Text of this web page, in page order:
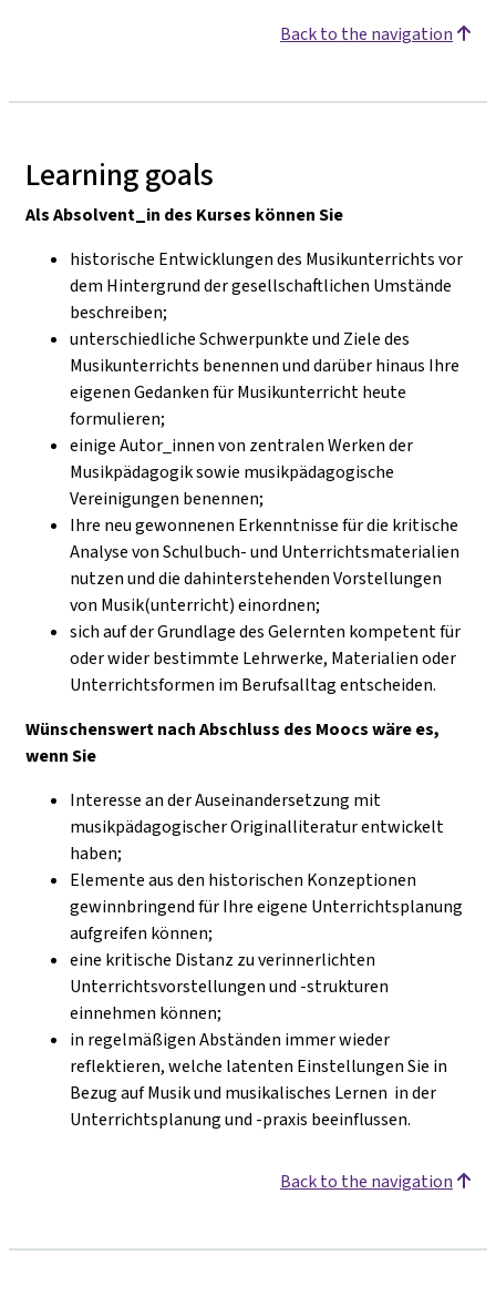
Back to the navigation
Learning goals
Als Absolvent_in des Kurses können Sie
historische Entwicklungen des Musikunterrichts vor
dem Hintergrund der gesellschaftlichen Umstände
beschreiben;
unterschiedliche Schwerpunkte und Ziele des
Musikunterrichts benennen und darüber hinaus Ihre
eigenen Gedanken für Musikunterricht heute
formulieren;
einige Autor_innen von zentralen Werken der
Musikpädagogik sowie musikpädagogische
Vereinigungen benennen;
Ihre neu gewonnenen Erkenntnisse für die kritische
Analyse von Schulbuch- und Unterrichtsmaterialien
nutzen und die dahinterstehenden Vorstellungen
von Musik(unterricht) einordnen;
sich auf der Grundlage des Gelernten kompetent für
oder wider bestimmte Lehrwerke, Materialien oder
Unterrichtsformen im Berufsalltag entscheiden.
Wünschenswert nach Abschluss des Moocs wäre es,
wenn Sie
Interesse an der Auseinandersetzung mit
musikpädagogischer Originalliteratur entwickelt
haben;
Elemente aus den historischen Konzeptionen
gewinnbringend für Ihre eigene Unterrichtsplanung
aufgreifen können;
eine kritische Distanz zu verinnerlichten
Unterrichtsvorstellungen und -strukturen
einnehmen können;
in regelmäßigen Abständen immer wieder
reflektieren, welche latenten Einstellungen Sie in
Bezug auf Musik und musikalisches Lernen in der
Unterrichtsplanung und -praxis beeinflussen.
Back to the navigation